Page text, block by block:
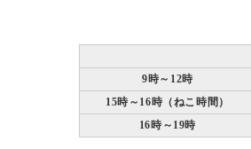
9時～12時
15時～16時（ねこ時間）
16時～19時